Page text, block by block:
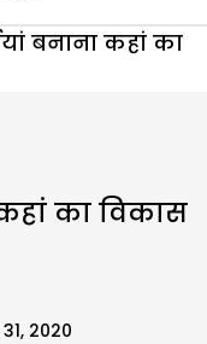
बनाना कहां का
का विकास
2020